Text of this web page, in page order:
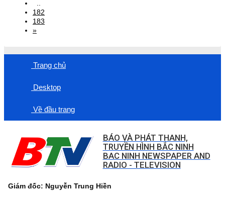
182
183
»
Trang chủ
Desktop
Về đầu trang
BÁO VÀ PHÁT THANH,
TRUYỀN HÌNH BẮC NINH
BAC NINH NEWSPAPER AND
RADIO - TELEVISION
Giám đốc: Nguyễn Trung Hiền